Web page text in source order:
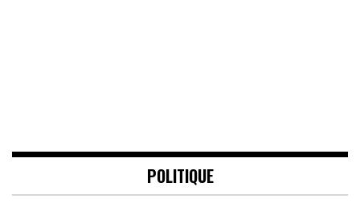
POLITIQUE